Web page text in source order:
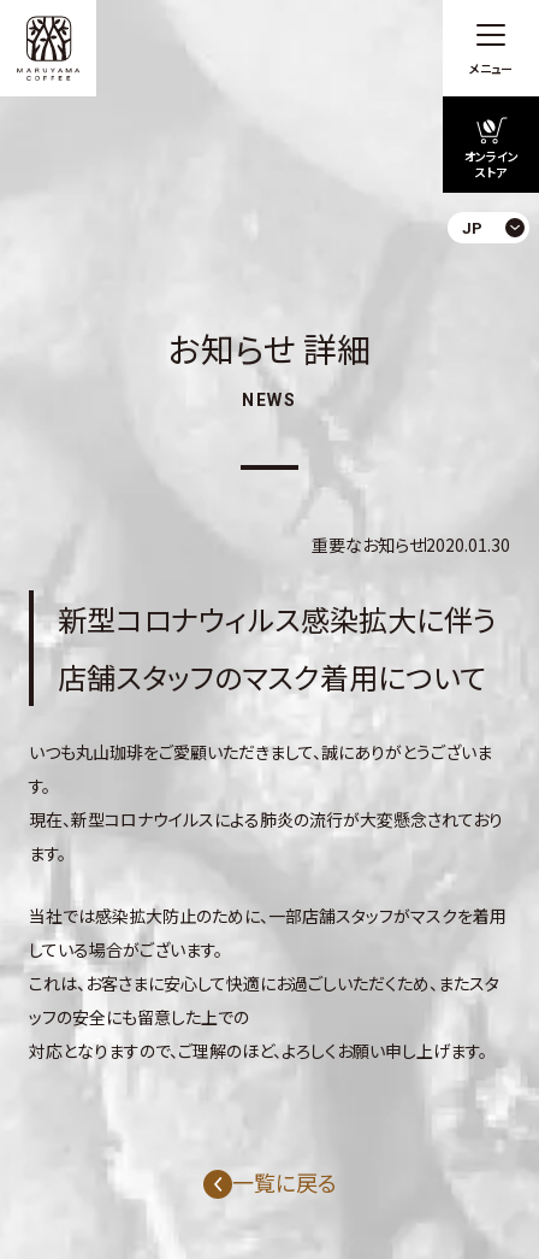
メニュー
オンライン
ストア
JP
お知らせ 詳細
NEWS
重要なお知らせ2020.01.30
新型コロナウィルス感染拡大に伴う
店舗スタッフのマスク着用について
いつも丸山珈琲をご愛顧いただきまして、誠にありがとうございま
す。
現在、新型コロナウイルスによる肺炎の流行が大変懸念されており
ます。
当社では感染拡大防止のために、一部店舗スタッフがマスクを着用
している場合がございます。
これは、お客さまに安心して快適にお過ごしいただくため、またスタ
ッフの安全にも留意した上での
対応となりますので、ご理解のほど、よろしくお願い申し上げます。
一覧に戻る